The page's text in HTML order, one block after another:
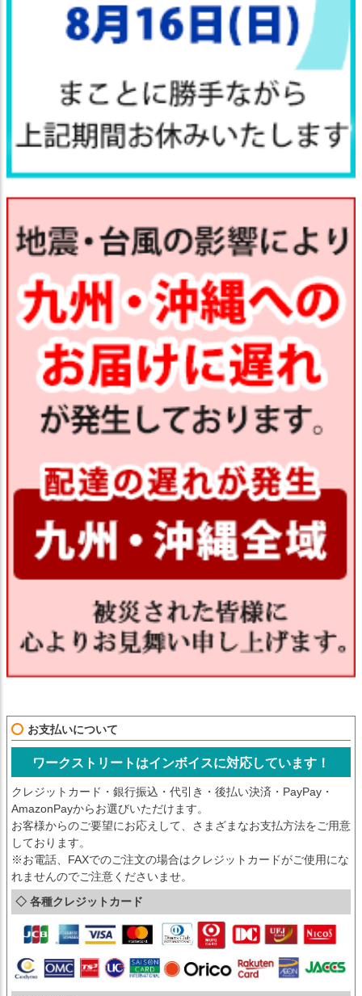
お支払いについて
ワークストリートはインボイスに対応しています！
クレジットカード・銀行振込・代引き・後払い決済・PayPay・
AmazonPayからお選びいただけます。
お客様からのご要望にお応えして、さまざまなお支払方法をご用意
しております。
※お電話、FAXでのご注文の場合はクレジットカードがご使用にな
れませんのでご注意くださいませ。
◇ 各種クレジットカード